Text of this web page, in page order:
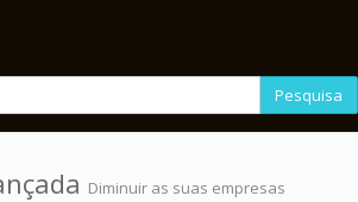
Pesquisa
Diminuir as suas empresas